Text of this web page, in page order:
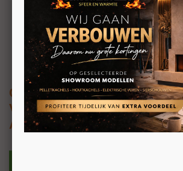
Cadel Spirit 5
Vrijstaande ondiepe
Achteraansluiting